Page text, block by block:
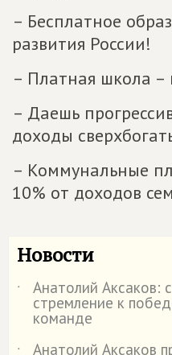
– Бесплатное
развития России!
– Платная школа –
– Даешь
доходы
– Коммунальные
10% от доходов
Новости
˙ Анатолий Аксаков:
стремление к
команде
Анатолий Аксаков